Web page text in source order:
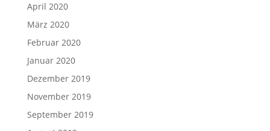
April 2020
März 2020
Februar 2020
Januar 2020
Dezember 2019
November 2019
September 2019